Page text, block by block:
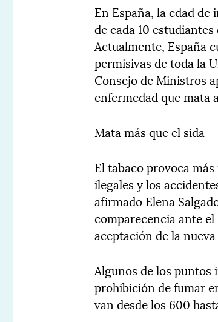
En España, la edad
de cada 10
Actualmente, España
permisivas de toda la
Consejo de Ministros
enfermedad que mata
Mata más que el sida
El tabaco provoca
ilegales y los
afirmado Elena
comparecencia ante
aceptación de la
Algunos de los puntos
prohibición de fumar
van desde los 600